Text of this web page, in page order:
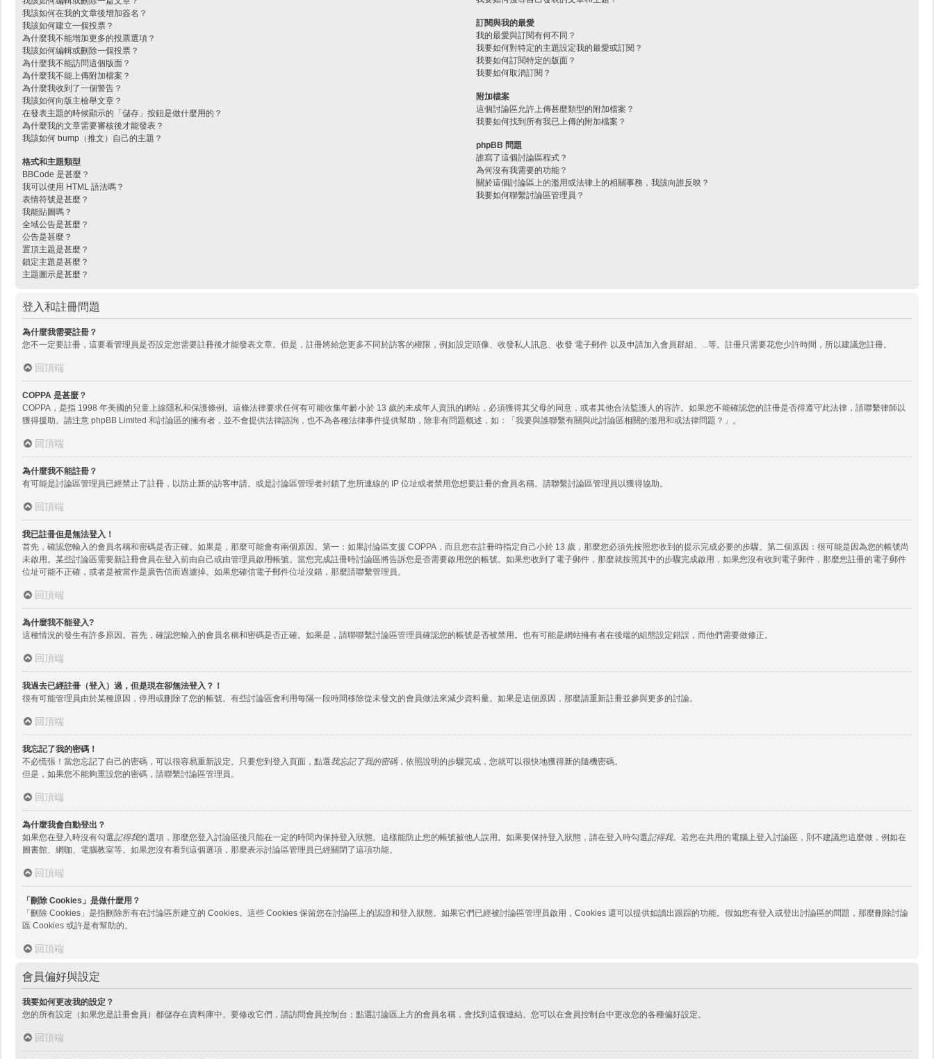
我該如何在我的文章後增加簽名？
我該如何建立一個投票？
為什麼我不能增加更多的投票選項？
我該如何編輯或刪除一個投票？
為什麼我不能訪問這個版面？
為什麼我不能上傳附加檔案？
為什麼我收到了一個警告？
我該如何向版主檢舉文章？
在發表主題的時候顯示的「儲存」按鈕是做什麼用的？
為什麼我的文章需要審核後才能發表？
我該如何 bump（推文）自己的主題？
格式和主題類型
BBCode 是甚麼？
我可以使用 HTML 語法嗎？
表情符號是甚麼？
我能貼圖嗎？
全域公告是甚麼？
公告是甚麼？
置頂主題是甚麼？
鎖定主題是甚麼？
主題圖示是甚麼？
訂閱與我的最愛
我的最愛與訂閱有何不同？
我要如何對特定的主題設定我的最愛或訂閱？
我要如何訂閱特定的版面？
我要如何取消訂閱？
附加檔案
這個討論區允許上傳甚麼類型的附加檔案？
我要如何找到所有我已上傳的附加檔案？
phpBB 問題
誰寫了這個討論區程式？
為何沒有我需要的功能？
關於這個討論區上的濫用或法律上的相關事務，我該向誰反映？
我要如何聯繫討論區管理員？
登入和註冊問題
為什麼我需要註冊？
您不一定要註冊，這要看管理員是否設定您需要註冊後才能發表文章。但是，註冊將給您更多不同於訪客的權限，例如設定頭像、收發私人訊息、收發 電子郵件 以及申請加入會員群組、...等。註冊只需要花您少許時間，所以建議您註冊。
回頂端
COPPA 是甚麼？
COPPA，是指 1998 年美國的兒童上線隱私和保護條例。這條法律要求任何有可能收集年齡小於 13 歲的未成年人資訊的網站，必須獲得其父母的同意，或者其他合法監護人的容許。如果您不能確認您的註冊是否得遵守此法律，請聯繫律師以
獲得援助。請注意 phpBB Limited 和討論區的擁有者，並不會提供法律諮詢，也不為各種法律事件提供幫助，除非有問題概述，如：「我要與誰聯繫有關與此討論區相關的濫用和或法律問題？」。
回頂端
為什麼我不能註冊？
有可能是討論區管理員已經禁止了註冊，以防止新的訪客申請。或是討論區管理者封鎖了您所連線的 IP 位址或者禁用您想要註冊的會員名稱。請聯繫討論區管理員以獲得協助。
回頂端
我已註冊但是無法登入！
首先，確認您輸入的會員名稱和密碼是否正確。如果是，那麼可能會有兩個原因。第一：如果討論區支援 COPPA，而且您在註冊時指定自己小於 13 歲，那麼您必須先按照您收到的提示完成必要的步驟。第二個原因：很可能是因為您的帳號尚
未啟用。某些討論區需要新註冊會員在登入前由自己或由管理員啟用帳號。當您完成註冊時討論區將告訴您是否需要啟用您的帳號。如果您收到了電子郵件，那麼就按照其中的步驟完成啟用，如果您沒有收到電子郵件，那麼您註冊的電子郵件
位址可能不正確，或者是被當作是廣告信而過濾掉。如果您確信電子郵件位址沒錯，那麼請聯繫管理員。
回頂端
為什麼我不能登入?
這種情況的發生有許多原因。首先，確認您輸入的會員名稱和密碼是否正確。如果是，請聯聯繫討論區管理員確認您的帳號是否被禁用。也有可能是網站擁有者在後端的組態設定錯誤，而他們需要做修正。
回頂端
我過去已經註冊（登入）過，但是現在卻無法登入？！
很有可能管理員由於某種原因，停用或刪除了您的帳號。有些討論區會利用每隔一段時間移除從未發文的會員做法來減少資料量。如果是這個原因，那麼請重新註冊並參與更多的討論。
回頂端
我忘記了我的密碼！
不必慌張！當您忘記了自己的密碼，可以很容易重新設定。只要您到登入頁面，點選我忘記了我的密碼，依照說明的步驟完成，您就可以很快地獲得新的隨機密碼。
但是，如果您不能夠重設您的密碼，請聯繫討論區管理員。
回頂端
為什麼我會自動登出？
如果您在登入時沒有勾選記得我的選項，那麼您登入討論區後只能在一定的時間內保持登入狀態。這樣能防止您的帳號被他人誤用。如果要保持登入狀態，請在登入時勾選記得我。若您在共用的電腦上登入討論區，則不建議您這麼做，例如在
圖書館、網咖、電腦教室等。如果您沒有看到這個選項，那麼表示討論區管理員已經關閉了這項功能。
回頂端
「刪除 Cookies」是做什麼用？
「刪除 Cookies」是指刪除所有在討論區所建立的 Cookies。這些 Cookies 保留您在討論區上的認證和登入狀態。如果它們已經被討論區管理員啟用，Cookies 還可以提供如讀出跟踪的功能。假如您有登入或登出討論區的問題，那麼刪除討論
區 Cookies 或許是有幫助的。
回頂端
會員偏好與設定
我要如何更改我的設定？
您的所有設定（如果您是註冊會員）都儲存在資料庫中。要修改它們，請訪問會員控制台；點選討論區上方的會員名稱，會找到這個連結。您可以在會員控制台中更改您的各種偏好設定。
回頂端